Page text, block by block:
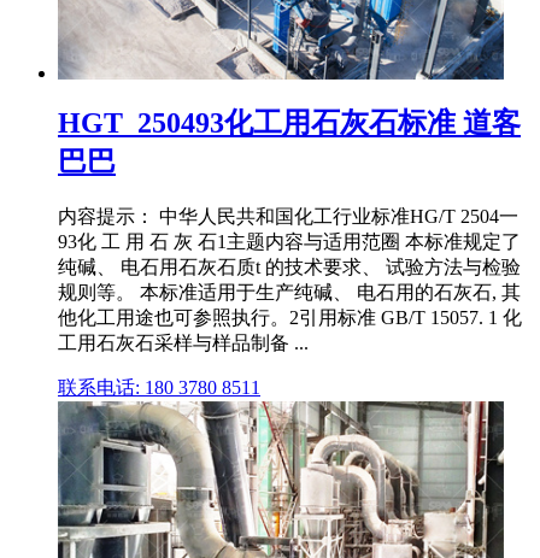
HGT_250493化工用石灰石标准 道客
巴巴
内容提示： 中华人民共和国化工行业标准HG/T 2504一
93化 工 用 石 灰 石1主题内容与适用范圈 本标准规定了
纯碱、 电石用石灰石质t 的技术要求、 试验方法与检验
规则等。 本标准适用于生产纯碱、 电石用的石灰石, 其
他化工用途也可参照执行。2引用标准 GB/T 15057. 1 化
工用石灰石采样与样品制备 ...
联系电话: 180 3780 8511